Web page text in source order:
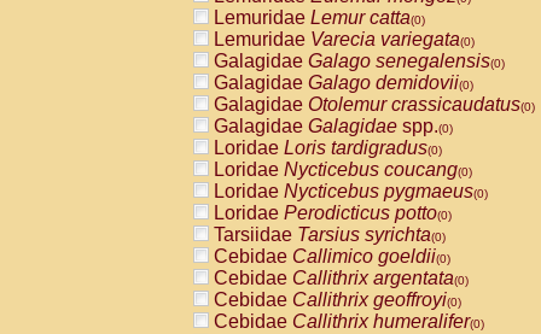
Lemuridae Lemur catta(0)
Lemuridae Varecia variegata(0)
Galagidae Galago senegalensis(0)
Galagidae Galago demidovii(0)
Galagidae Otolemur crassicaudatus(0)
Galagidae Galagidae spp.(0)
Loridae Loris tardigradus(0)
Loridae Nycticebus coucang(0)
Loridae Nycticebus pygmaeus(0)
Loridae Perodicticus potto(0)
Tarsiidae Tarsius syrichta(0)
Cebidae Callimico goeldii(0)
Cebidae Callithrix argentata(0)
Cebidae Callithrix geoffroyi(0)
Cebidae Callithrix humeralifer(0)